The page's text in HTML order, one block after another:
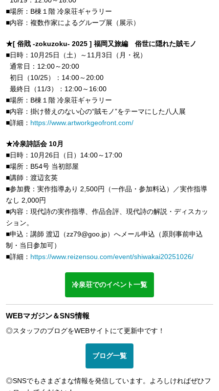
■場所：B棟１階 冷泉荘ギャラリー
■内容：複数作家によるグループ展（展示）
★[ 俗戝 -zokuzoku- 2025 ] 福岡又旅編 俗世に隠れた賊モノ
■日時：10月25日（土）～11月3日（月・祝）
通常日：12:00～20:00
初日（10/25）：14:00～20:00
最終日（11/3）：12:00～16:00
■場所：B棟１階 冷泉荘ギャラリー
■内容：掛け替えのない心の“賊モノ”をテーマにした八人展
■詳細： https://www.artworkgeofront.com/
★冷泉詩話会 10月
■日時：10月26日（日）14:00～17:00
■場所：B54号 当初部屋
■講師：渡辺玄英
■参加費：実作指導あり 2,500円（一作品・参加料込）／実作指導
なし 2,000円
■内容：現代詩の実作指導、作品合評、現代詩の解説・ディスカッ
ション。
■申込：講師 渡辺（zz79@goo.jp）へメール申込（原則事前申込
制・当日参加可）
■詳細： https://www.reizensou.com/event/shiwakai20251026/
冷泉荘でのイベント一覧
WEBマガジン＆SNS情報
◎スタッフのブログをWEBサイトにて更新中です！
ブログ一覧
◎SNSでもさまざまな情報を発信しています。よろしければぜひフ